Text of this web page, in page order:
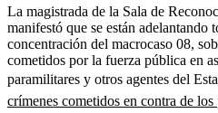
La magistrada de la Sala de
manifestó que se están adelantando
concentración del macrocaso 08,
cometidos por la fuerza pública en
paramilitares y otros agentes del
crímenes cometidos en contra de